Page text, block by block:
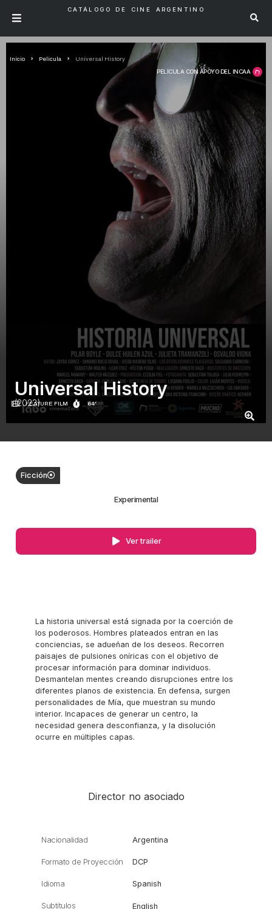
CATÁLOGO DE CINE ARGENTINO
PELÍCULA CON APOYO DEL INCAA
Inicio Pelicula Universal History
FEATURE FILM 64'
Universal History
(2023)
Ficción
Experimental
Ver trailer
La historia universal está signada por la coerción de
los poderosos. Hombres plateados entran en las
conciencias, se adueñan de los deseos. Recorren
paisajes de pulsiones oníricas con el objetivo de
procesar información para dominar individuos.
Desmantelan mentes creando disrupciones entre los
diferentes planos de existencia. En defensa, surgen
personalidades de Mía, que muestran su mundo
interior. Incapaces de generar un centro, la
necesidad genera desconfianza, y la disolución
ocurre en múltiples capas.
Director no asociado
Nacionalidad Argentina
Formato de Proyección DCP
Idioma Spanish
Subtítulos English